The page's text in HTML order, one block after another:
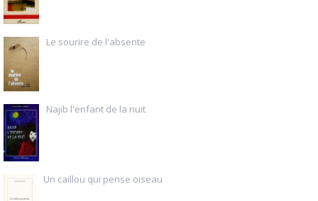
Le sourire de l'absente
Najib l'enfant de la nuit
Un caillou qui pense oiseau